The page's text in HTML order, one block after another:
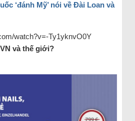
‘đánh Mỹ’ nói về Đài Loan và
watch?v=-Ty1yknvO0Y
và thế giới?